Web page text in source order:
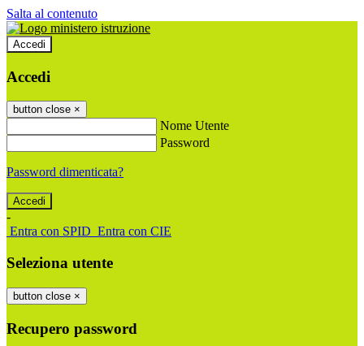
Salta al contenuto
Accedi
Accedi
button close ×
Nome Utente
Password
Password dimenticata?
-
Entra con SPID Entra con CIE
Seleziona utente
button close ×
Recupero password